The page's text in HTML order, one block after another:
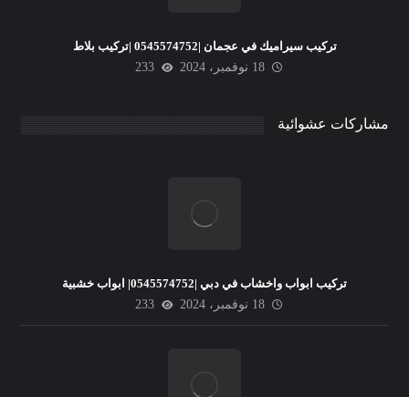
تركيب سيراميك في عجمان |0545574752 |تركيب بلاط
18 نوفمبر، 2024
233
مشاركات عشوائية
تركيب ابواب واخشاب في دبي |0545574752| ابواب خشبية
18 نوفمبر، 2024
233